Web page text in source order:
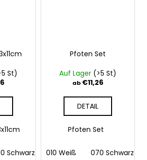
St)
Schwarz 090 Silber 091 Gold
Pfoten Set
Auf Lager (>5 St)
ab €11,26
DETAIL
Pfoten Set
010 Weiß 070 Schwarz